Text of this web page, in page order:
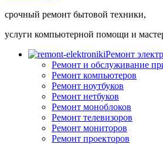
срочный ремонт бытовой техники,
услуги компьютерной помощи и
Ремонт
Ремонт и обслуживание
Ремонт компьютеров
Ремонт ноутбуков
Ремонт нетбуков
Ремонт моноблоков
Ремонт телевизоров
Ремонт мониторов
Ремонт проекторов